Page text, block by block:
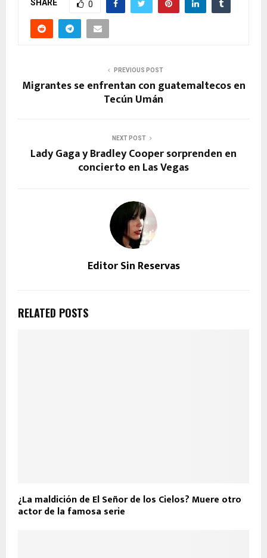
SHARE 0
PREVIOUS POST
Migrantes se enfrentan con guatemaltecos en
Tecún Umán
NEXT POST
Lady Gaga y Bradley Cooper sorprenden en
concierto en Las Vegas
Editor Sin Reservas
RELATED POSTS
¿La maldición de El Señor de los Cielos? Muere otro
actor de la famosa serie